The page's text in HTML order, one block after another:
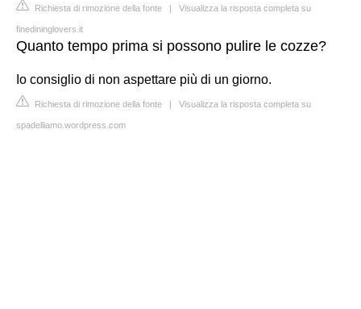
Richiesta di rimozione della fonte | Visualizza la risposta completa su
finedininglovers.it
Quanto tempo prima si possono pulire le cozze?
Io consiglio di non aspettare più di un giorno.
Richiesta di rimozione della fonte | Visualizza la risposta completa su
spadelliamo.wordpress.com